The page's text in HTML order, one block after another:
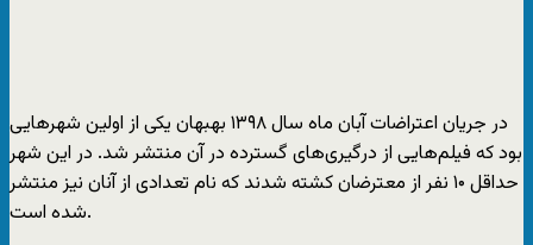
در جریان اعتراضات آبان ماه سال ۱۳۹۸ بهبهان یکی از اولین شهرهایی
بود که فیلم‌هایی از درگیری‌های گسترده در آن منتشر شد. در این شهر
حداقل ۱۰ نفر از معترضان کشته شدند که نام تعدادی از آنان نیز منتشر
شده است.